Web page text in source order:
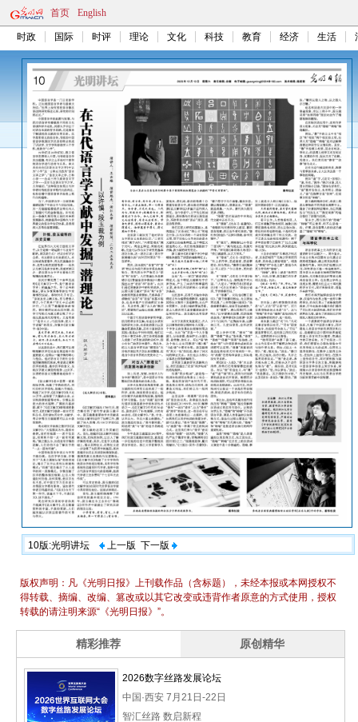
首页 English
时政 国际 时评 理论 文化 科技 教育 经济 生活
10版:光明讲坛 上一版 下一版